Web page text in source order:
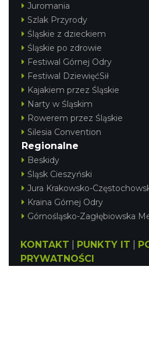
Juromania
Szlak Przyrody
Śląskie z dzieckiem
Śląskie po zdrowie
Festiwal Górnej Odry
Festiwal DziewięćSił
Kajakiem przez Śląskie
Narty w Śląskim
Rowerem przez Śląskie
Silesia Convention
Regionalne
Beskidy
Śląsk Cieszyński
Jura Krakowsko-
Kraina Górnej Odry
Górnośląsko-Zagłębiowska
KONTAKT PUNKTY IT
PRYWATNOŚCI